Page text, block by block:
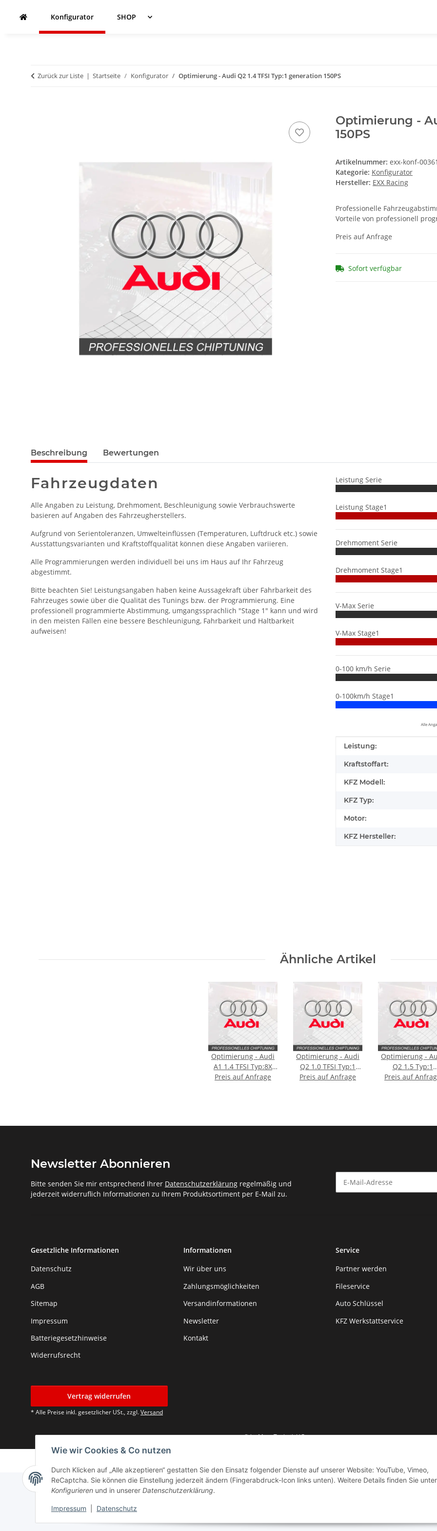
Wie wir Cookies & Co nutzen
Durch Klicken auf „Alle akzeptieren“ gestatten Sie den Einsatz folgender Dienste auf unserer Website: YouTube, Vimeo,
ReCaptcha. Sie können die Einstellung jederzeit ändern (Fingerabdruck-Icon links unten). Weitere Details finden Sie unter
Konfigurieren und in unserer Datenschutzerklärung.
Impressum Datenschutz
Konfigurator SHOP
Zurück zur Liste Startseite Konfigurator Optimierung - Audi Q2 1.4 TFSI Typ:1 generation 150PS
Optimierung -
150PS
Artikelnummer: exx-konf-00361
Kategorie: Konfigurator
Hersteller: EXX Racing
Professionelle
Vorteile von professionell
Preis auf Anfrage
Sofort verfügbar
Beschreibung Bewertungen
Fahrzeugdaten
Alle Angaben zu Leistung, Drehmoment, Beschleunigung sowie Verbrauchswerte
basieren auf Angaben des Fahrzeugherstellers.
Aufgrund von Serientoleranzen, Umwelteinflüssen (Temperaturen, Luftdruck etc.) sowie
Ausstattungsvarianten und Kraftstoffqualität können diese Angaben variieren.
Alle Programmierungen werden individuell bei uns im Haus auf Ihr Fahrzeug
abgestimmt.
Bitte beachten Sie! Leistungsangaben haben keine Aussagekraft über Fahrbarkeit des
Fahrzeuges sowie über die Qualität des Tunings bzw. der Programmierung. Eine
professionell programmierte Abstimmung, umgangssprachlich "Stage 1" kann und wird
in den meisten Fällen eine bessere Beschleunigung, Fahrbarkeit und Haltbarkeit
aufweisen!
Leistung Serie
Leistung Stage1
Drehmoment Serie
Drehmoment Stage1
V-Max Serie
V-Max Stage1
0-100 km/h Serie
0-100km/h Stage1
Alle
Produkteigenschaft
Wert
Leistung:
Kraftstoffart:
KFZ Modell:
KFZ Typ:
Motor:
KFZ Hersteller:
Ähnliche Artikel
Optimierung - Audi
A1 1.4 TFSI Typ:8X
[Facelift] 150PS
Preis auf Anfrage
Optimierung - Audi
Q2 1.0 TFSI Typ:1
generation 116PS
Preis auf Anfrage
Optimierung -
Q2 1.5 Typ:1
generation
Preis auf
Newsletter Abonnieren
Bitte senden Sie mir entsprechend Ihrer Datenschutzerklärung regelmäßig und
jederzeit widerruflich Informationen zu Ihrem Produktsortiment per E-Mail zu.
Gesetzliche Informationen
Datenschutz
AGB
Sitemap
Impressum
Batteriegesetzhinweise
Widerrufsrecht
Informationen
Wir über uns
Zahlungsmöglichkeiten
Versandinformationen
Newsletter
Kontakt
Service
Partner werden
Fileservice
Auto Schlüssel
KFZ Werkstattservice
Vertrag widerrufen
* Alle Preise inkl. gesetzlicher USt., zzgl.Versand
© by Moto Technik UG